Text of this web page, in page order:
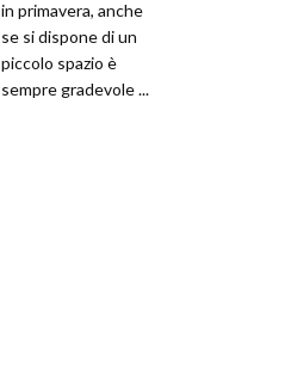
in primavera, anche
se si dispone di un
piccolo spazio è
sempre gradevole ...